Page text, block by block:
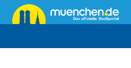
Überspringen
zum